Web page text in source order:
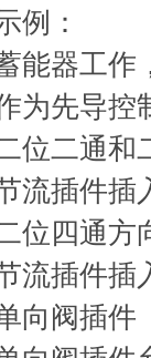
例：
能器工作
为先导控
位二通和
流插件插
位四通方
流插件插
向阀插件